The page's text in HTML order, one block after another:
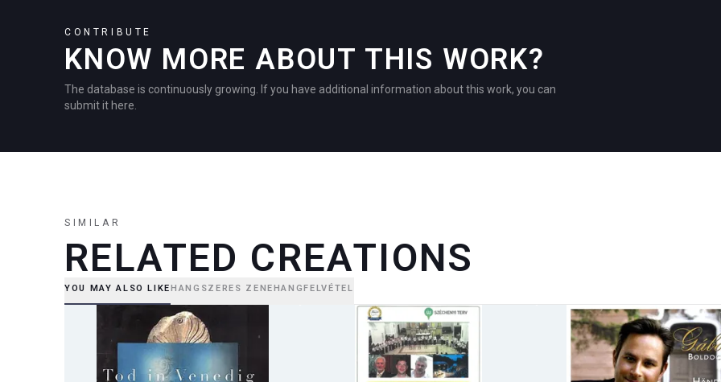
CONTRIBUTE
KNOW MORE ABOUT THIS WORK?
The database is continuously growing. If you have additional information about this work, you can
submit it here.
SIMILAR
RELATED CREATIONS
YOU MAY ALSO LIKEHANGSZERES ZENEHANGFELVÉTEL